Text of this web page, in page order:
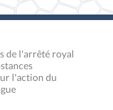
de l'arrêté royal
l'action du